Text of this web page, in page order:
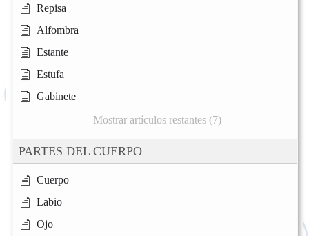
Repisa
Alfombra
Estante
Estufa
Gabinete
Mostrar artículos restantes (7)
PARTES DEL CUERPO
Cuerpo
Labio
Ojo